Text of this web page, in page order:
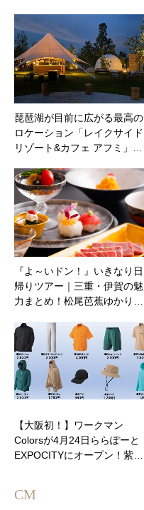
琵琶湖が目前に広がる最高の
ロケーション「レイクサイド
リゾート&カフェ アフミ」…
『よ～いドン！』いきなり日
帰りツアー｜三重・伊賀の魅
力まとめ！松尾芭蕉ゆかり…
【大阪初！】ワークマン
Colorsが4月24日ららぽーと
EXPOCITYにオープン！紫…
CM